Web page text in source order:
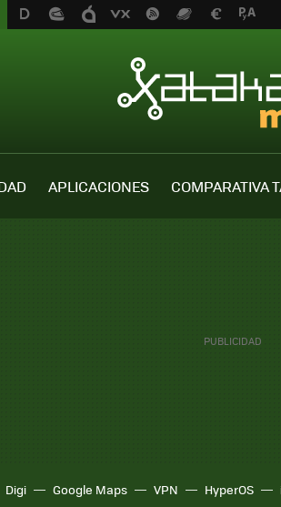
APLICACIONES COMPARATIVA
Digi Google Maps VPN HyperOS